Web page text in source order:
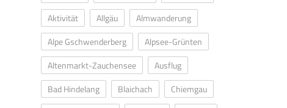
Aktivität
Allgäu
Almwanderung
Alpe Gschwenderberg
Alpsee-Grünten
Altenmarkt-Zauchensee
Ausflug
Bad Hindelang
Blaichach
Chiemgau